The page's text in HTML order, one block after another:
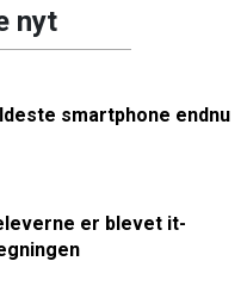
nyt
smartphone endnu
er blevet it-